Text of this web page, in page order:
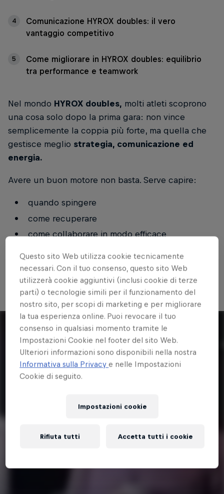
4
Comunicazione HYROX doubles: il vero
vantaggio competitivo
5
Come migliorare in HYROX doubles: equilibrio
tra performance e teamwork
Nel mondo HYROX doubles, molti atleti scoprono
una cosa solo dopo la prima gara: non vince
semplicemente la coppia più forte, ma quella che
gestisce meglio strategia, comunicazione ed
energia.
Avere un buon motore non basta. Serve capire:
quando spingere
come recuperare
come collaborare in modo efficace
In questa guida scopri come ottimizzare la tua
performance HYROX doubles con i consigli di
Saverio Ricciuti, HYROX trainer.
Questo sito Web utilizza cookie tecnicamente
necessari. Con il tuo consenso, questo sito Web
utilizzerà cookie aggiuntivi (inclusi cookie di terze
parti) o tecnologie simili per il funzionamento del
nostro sito, per scopi di marketing e per migliorare
la tua esperienza online. Puoi revocare il tuo
consenso in qualsiasi momento tramite le
Impostazioni Cookie nel footer del sito Web.
Ulteriori informazioni sono disponibili nella nostra
Informativa sulla Privacye nelle Impostazioni
Cookie di seguito.
Impostazioni cookie
Rifiuta tutti Accetta tutti i cookie